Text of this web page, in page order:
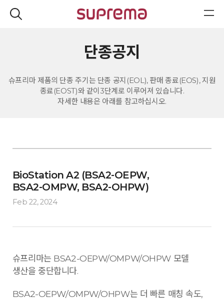
단종공지
슈프리마 제품의 단종 주기는 단종 공지(EOL), 판매 종료(EOS), 지원
종료(EOST)와 같이3단계로 이루어져 있습니다.
자세한 내용은 아래를 참고하십시오.
BioStation A2 (BSA2-OEPW,
BSA2-OMPW, BSA2-OHPW)
Feb 22, 2024
슈프리마는 BSA2-OEPW/OMPW/OHPW 모델
생산을 중단합니다.
BSA2-OEPW/OMPW/OHPW는 더 빠른 매칭 속도,